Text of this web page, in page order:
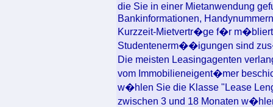
die Sie in einer Mietanwendung
Bankinformationen,
Kurzzeit-Mietvertr�ge f�r
Studentenerm��igungen sind
Die meisten Leasingagenten
vom Immobilieneigent�mer
w�hlen Sie die Klasse "Lease
zwischen 3 und 18 Monaten